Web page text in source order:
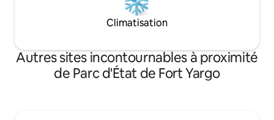
Climatisation
Autres sites incontournables à proximité
de Parc d'État de Fort Yargo